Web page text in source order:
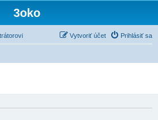
3oko
Prihlásiť sa
Vytvoriť účet